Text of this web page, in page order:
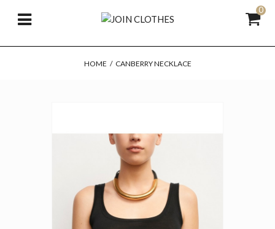
0
HOME / CANBERRY NECKLACE